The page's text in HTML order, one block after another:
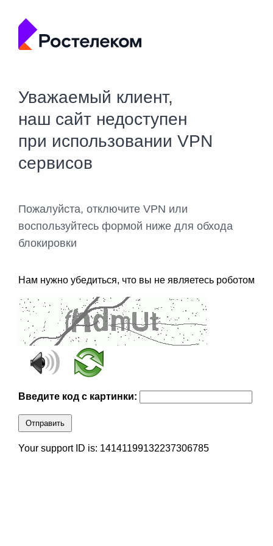
Уважаемый клиент,
наш сайт недоступен
при использовании VPN
сервисов
Пожалуйста, отключите VPN или
воспользуйтесь формой ниже для обхода
блокировки
Нам нужно убедиться, что вы не являетесь роботом
Введите код с картинки:
Отправить
Your support ID is: 14141199132237306785